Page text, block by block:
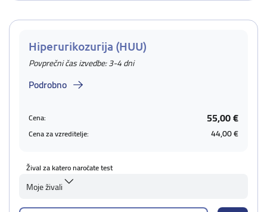
Hiperurikozurija (HUU)
Povprečni čas izvedbe: 3-4 dni
Podrobno
Cena: 55,00 €
Cena za vzreditelje: 44,00 €
Žival za katero naročate test
Moje živali